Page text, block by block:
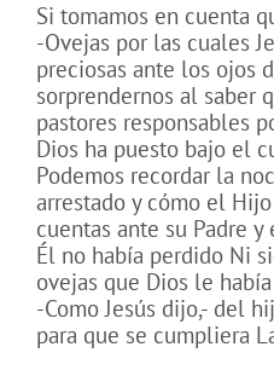
Si tomamos en cuenta
-Ovejas por las cuales
preciosas ante los ojos
sorprendernos al saber
pastores responsables
Dios ha puesto bajo el
Podemos recordar la
arrestado y cómo el
cuentas ante su Padre
Él no había perdido Ni
ovejas que Dios le
-Como Jesús dijo,- del
para que se cumpliera